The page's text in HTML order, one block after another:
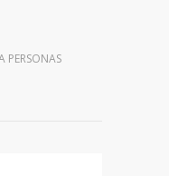
PERSONAS